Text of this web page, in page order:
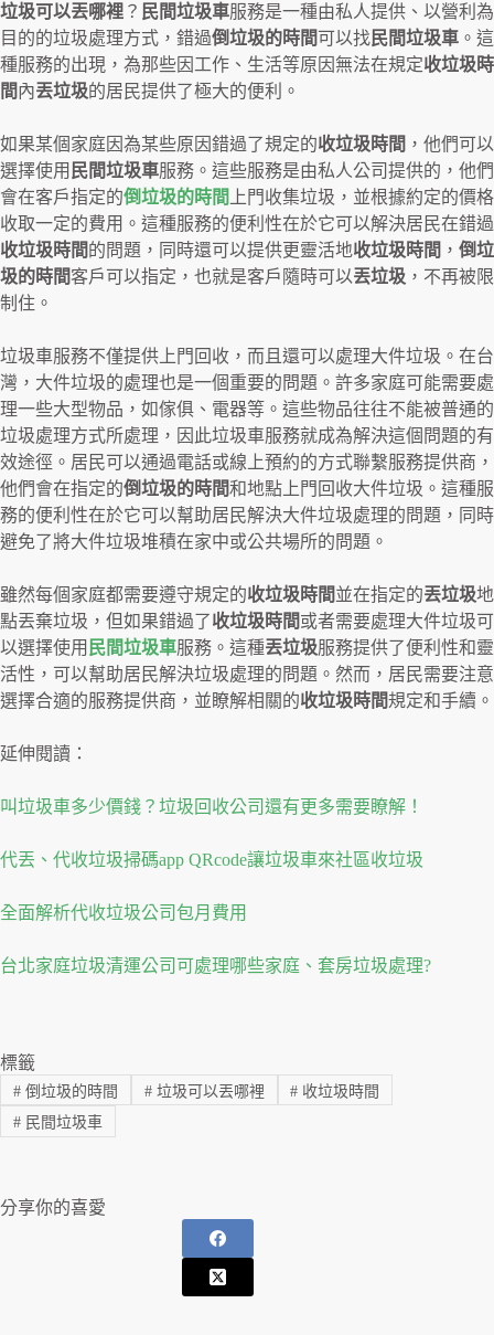
垃圾可以丟哪裡 ？ 民間垃圾車服務是一種由私人提供、以營利為
目的的垃圾處理方式，錯過倒垃圾的時間可以找民間垃圾車 。這
種服務的出現，為那些因工作、生活等原因無法在規定收垃圾時
間內丟垃圾的居民提供了極大的便利。
如果某個家庭因為某些原因錯過了規定的收垃圾時間 ，他們可以
選擇使用 民間垃圾車服務。這些服務是由私人公司提供的，他們
會在客戶指定的倒垃圾的時間 上門收集垃圾，並根據約定的價格
收取一定的費用。這種服務的便利性在於它可以解決居民在錯過
收垃圾時間的問題，同時還可以提供更靈活地收垃圾時間 ， 倒垃
圾的時間客戶可以指定，也就是客戶隨時可以丟垃圾 ，不再被限
制住。
垃圾車服務不僅提供上門回收，而且還可以處理大件垃圾。在台
灣，大件垃圾的處理也是一個重要的問題。許多家庭可能需要處
理一些大型物品，如傢俱、電器等。這些物品往往不能被普通的
垃圾處理方式所處理，因此垃圾車服務就成為解決這個問題的有
效途徑。居民可以通過電話或線上預約的方式聯繫服務提供商，
他們會在指定的倒垃圾的時間和地點上門回收大件垃圾。這種服
務的便利性在於它可以幫助居民解決大件垃圾處理的問題，同時
避免了將大件垃圾堆積在家中或公共場所的問題。
雖然每個家庭都需要遵守規定的收垃圾時間並在指定的丟垃圾地
點丟棄垃圾，但如果錯過了收垃圾時間或者需要處理大件垃圾可
以選擇使用 民間垃圾車服務。這種丟垃圾服務提供了便利性和靈
活性，可以幫助居民解決垃圾處理的問題。然而，居民需要注意
選擇合適的服務提供商，並瞭解相關的收垃圾時間規定和手續。
延伸閱讀：
叫垃圾車多少價錢？垃圾回收公司還有更多需要瞭解！
代丟、代收垃圾掃碼app QRcode讓垃圾車來社區收垃圾
全面解析代收垃圾公司包月費用
台北家庭垃圾清運公司可處理哪些家庭、套房垃圾處理?
標籤
#倒垃圾的時間 #垃圾可以丟哪裡 # 收垃圾時間
#民間垃圾車
分享你的喜愛